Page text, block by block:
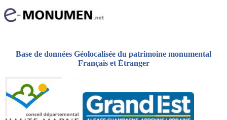
Base de données Géolocalisée du patrimoine monumental
Français et Étranger